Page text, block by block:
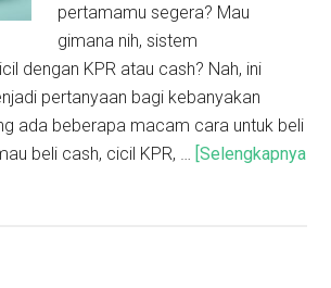
pertamamu segera? Mau
gimana nih, sistem
dengan KPR atau cash? Nah, ini
pertanyaan bagi kebanyakan
ada beberapa macam cara untuk beli
beli cash, cicil KPR, … [Selengkapnya